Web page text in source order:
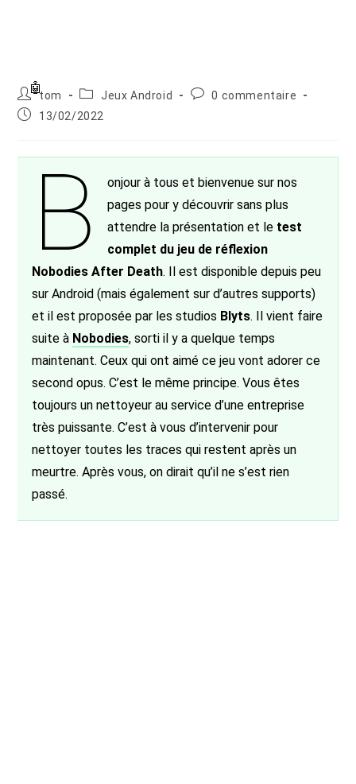
Auteur/autrice
de
la
tom
PostJeux Android
Commentaires
0 commentaire
Publication
13/02/2022
B
onjour à tous et bienvenue sur nos
pages pour y découvrir sans plus
attendre la présentation et le test
complet du jeu de réflexion
Nobodies After Death. Il est disponible depuis peu
sur Android (mais également sur d’autres supports)
et il est proposée par les studios Blyts. Il vient faire
suite à Nobodies, sorti il y a quelque temps
maintenant. Ceux qui ont aimé ce jeu vont adorer ce
second opus. C’est le même principe. Vous êtes
toujours un nettoyeur au service d’une entreprise
très puissante. C’est à vous d’intervenir pour
nettoyer toutes les traces qui restent après un
meurtre. Après vous, on dirait qu’il ne s’est rien
passé.